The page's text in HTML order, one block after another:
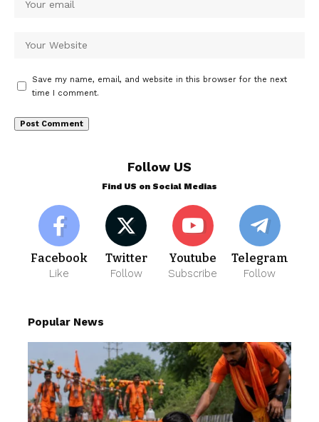
Save my name, email, and website in this browser for the next
time I comment.
Follow US
Find US on Social Medias
Facebook
Like
Twitter
Follow
Youtube
Subscribe
Telegram
Follow
Popular News